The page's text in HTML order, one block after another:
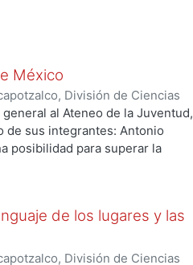
México
División de Ciencias
,2009-12)Bernal Alanís,
al Ateneo de la Juventud,
de sus integrantes: Antonio
posibilidad para superar la
the historical works Antonio
Caso finds in the
of foreign realities,
of the post-revolutionary
de los lugares y las
División de Ciencias